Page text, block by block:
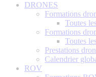
DRONES
Formations
Toutes
Formations
Toutes
Prestations
Calendrier
ROV